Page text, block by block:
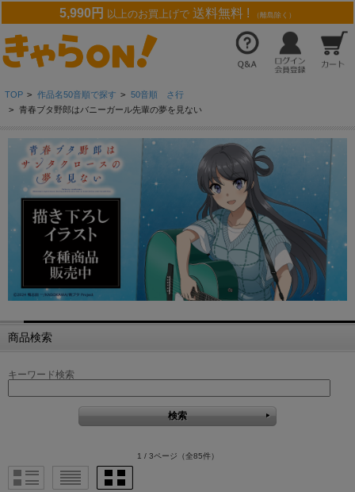
5,990円 以上のお買上げで 送料無料 ! （離島除く）
TOP > 作品名50音順で探す > 50音順 さ行
> 青春ブタ野郎はバニーガール先輩の夢を見ない
商品検索
キーワード検索
1 / 3ページ （全85件）